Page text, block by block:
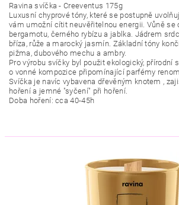
Ravina svíčka - Creeventus 175g
Luxusní chyprové tóny, které se postupně
vám umožní cítit neuvěřitelnou energii. Vůně se
bergamotu, černého rybízu a jablka. Jádrem
bříza, růže a marocký jasmín. Základní tóny
pižma, dubového mechu a ambry.
Pro výrobu svíčky byl použit ekologický, přírodní
o vonné kompozice připomínající parfémy
Svíčka je navíc vybavena dřevěným knotem ,
hoření a jemné "syčení" při hoření.
Doba hoření: cca 40-45h